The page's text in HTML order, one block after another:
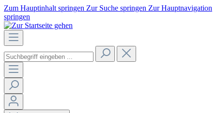
Zum Hauptinhalt springen Zur Suche springen Zur Hauptnavigation
springen